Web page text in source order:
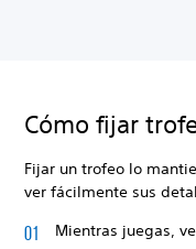
Cómo fijar
Fijar un trofeo lo
ver fácilmente sus
Mientras juegas,